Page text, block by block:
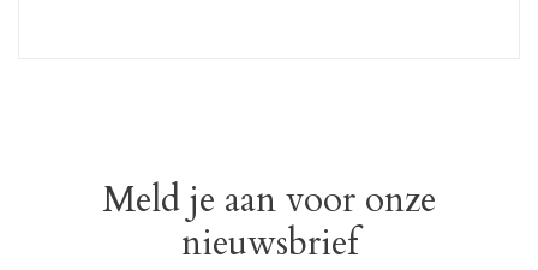
Meld je aan voor onze
nieuwsbrief